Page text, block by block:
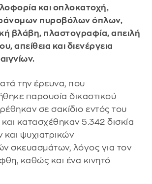
και οπλοκατοχή,
πυροβόλων όπλων,
βλάβη, πλαστογραφία, απειλή
απείθεια και διενέργεια
την έρευνα, που
παρουσία δικαστικού
σε σακίδιο εντός του
κατασχέθηκαν 5.342 δισκία
και ψυχιατρικών
σκευασμάτων, λόγος για τον
καθώς και ένα κινητό